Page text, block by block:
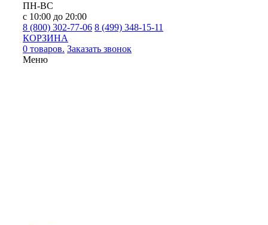
ПН-ВС
с 10:00 до 20:00
8 (800) 302-77-06 8 (499) 348-15-11
КОРЗИНА
0 товаров. Заказать звонок
Меню